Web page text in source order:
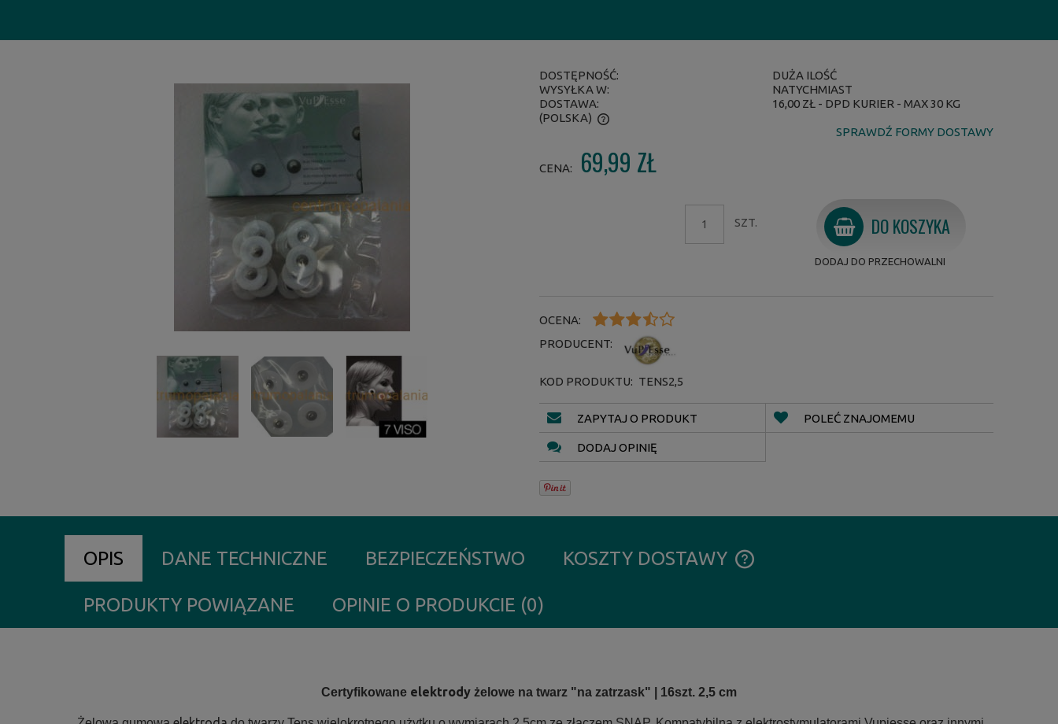
DOSTĘPNOŚĆ:
DUŻA ILOŚĆ
WYSYŁKA W:
NATYCHMIAST
DOSTAWA:
16,00 ZŁ - DPD KURIER - MAX 30 KG
(POLSKA)
SPRAWDŹ FORMY DOSTAWY
CENA: 69,99 ZŁ
SZT. DO KOSZYKA
DODAJ DO PRZECHOWALNI
OCENA:
PRODUCENT:
KOD PRODUKTU: TENS2,5
ZAPYTAJ O PRODUKT POLEĆ ZNAJOMEMU
DODAJ OPINIĘ
OPIS DANE TECHNICZNE BEZPIECZEŃSTWO KOSZTY DOSTAWY
PRODUKTY POWIĄZANE OPINIE O PRODUKCIE (0)
Certyfikowane elektrody żelowe na twarz "na zatrzask" | 16szt. 2,5 cm